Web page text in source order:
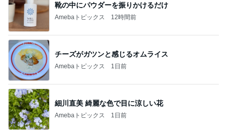
靴の中にパウダーを振りかけるだけ
Amebaトピックス 12時間前
チーズがガツンと感じるオムライス
Amebaトピックス 1日前
細川直美 綺麗な色で目に涼しい花
Amebaトピックス 1日前